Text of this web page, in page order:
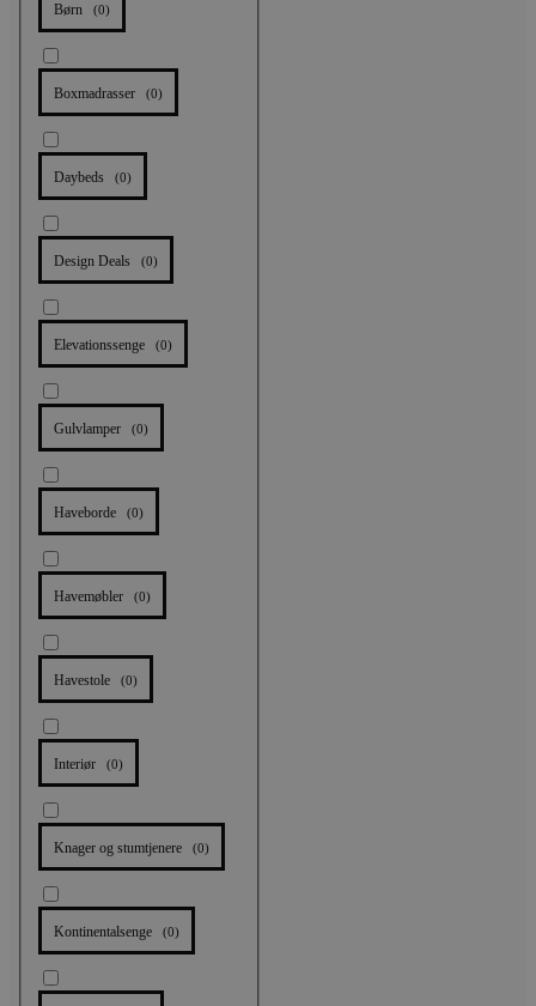
Børn (0)
Boxmadrasser (0)
Daybeds (0)
Design Deals (0)
Elevationssenge (0)
Gulvlamper (0)
Haveborde (0)
Havemøbler (0)
Havestole (0)
Interiør (0)
Knager og stumtjenere (0)
Kontinentalsenge (0)